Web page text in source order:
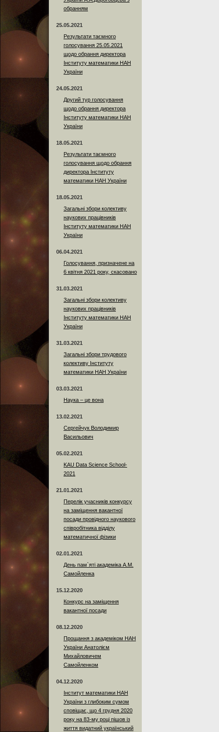
обранням
25.05.2021
Результати таємного
голосування 25.05.2021
щодо обрання директора
Інституту математики НАН
України
24.05.2021
Другий тур голосування
щодо обрання директора
Інституту математики НАН
України
18.05.2021
Результати таємного
голосування щодо обрання
директора Інституту
математики НАН України
18.05.2021
Загальні збори колективу
наукових працівників
Інституту математики НАН
України
06.04.2021
Голосування, призначене на
6 квітня 2021 року, скасовано
31.03.2021
Загальні збори колективу
наукових працівників
Інституту математики НАН
України
31.03.2021
Загальні збори трудового
колективу Інституту
математики НАН України
03.03.2021
Наука – це вона
13.02.2021
Сергейчук Володимир
Васильович
05.02.2021
KAU Data Science School-
2021
21.01.2021
Перелік учасників конкурсу
на заміщення вакантної
посади провідного наукового
співробітника відділу
математичної фізики
02.01.2021
День пам`яті академіка А.М.
Самойленка
15.12.2020
Конкурс на заміщення
вакантної посади
08.12.2020
Прощання з академіком НАН
України Анатолієм
Михайловичем
Самойленком
04.12.2020
Інститут математики НАН
України з глибоким сумом
сповіщає, що 4 грудня 2020
року на 83-му році пішов із
життя видатний український